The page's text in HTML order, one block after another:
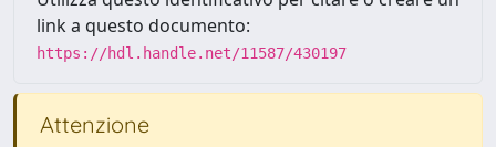
link a questo documento:
https://hdl.handle.net/11587/430197
Attenzione